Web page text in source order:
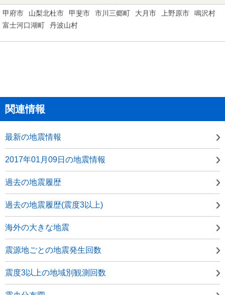
甲府市 山梨北杜市 甲斐市 市川三郷町 大月市 上野原市
鳴沢村
富士河口湖町
丹波山村
関連情報
最新の地震情報
2017年01月09日の地震情報
過去の地震履歴
過去の地震履歴(震度3以上)
海外の大きな地震
震源地ごとの地震発生回数
震度3以上の地域別観測回数